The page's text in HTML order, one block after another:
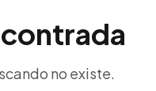
no existe.